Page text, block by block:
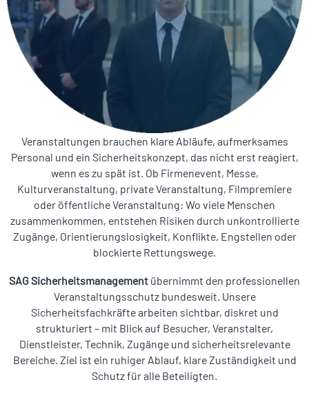
Veranstaltungen brauchen klare Abläufe, aufmerksames
Personal und ein Sicherheitskonzept, das nicht erst reagiert,
wenn es zu spät ist. Ob Firmenevent, Messe,
Kulturveranstaltung, private Veranstaltung, Filmpremiere
oder öffentliche Veranstaltung: Wo viele Menschen
zusammenkommen, entstehen Risiken durch unkontrollierte
Zugänge, Orientierungslosigkeit, Konflikte, Engstellen oder
blockierte Rettungswege.
SAG Sicherheitsmanagement übernimmt den professionellen
Veranstaltungsschutz bundesweit. Unsere
Sicherheitsfachkräfte arbeiten sichtbar, diskret und
strukturiert – mit Blick auf Besucher, Veranstalter,
Dienstleister, Technik, Zugänge und sicherheitsrelevante
Bereiche. Ziel ist ein ruhiger Ablauf, klare Zuständigkeit und
Schutz für alle Beteiligten.